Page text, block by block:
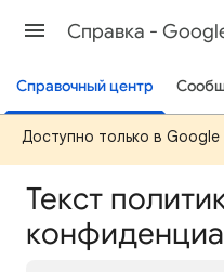
Справочный центр
Доступно только в
Текст